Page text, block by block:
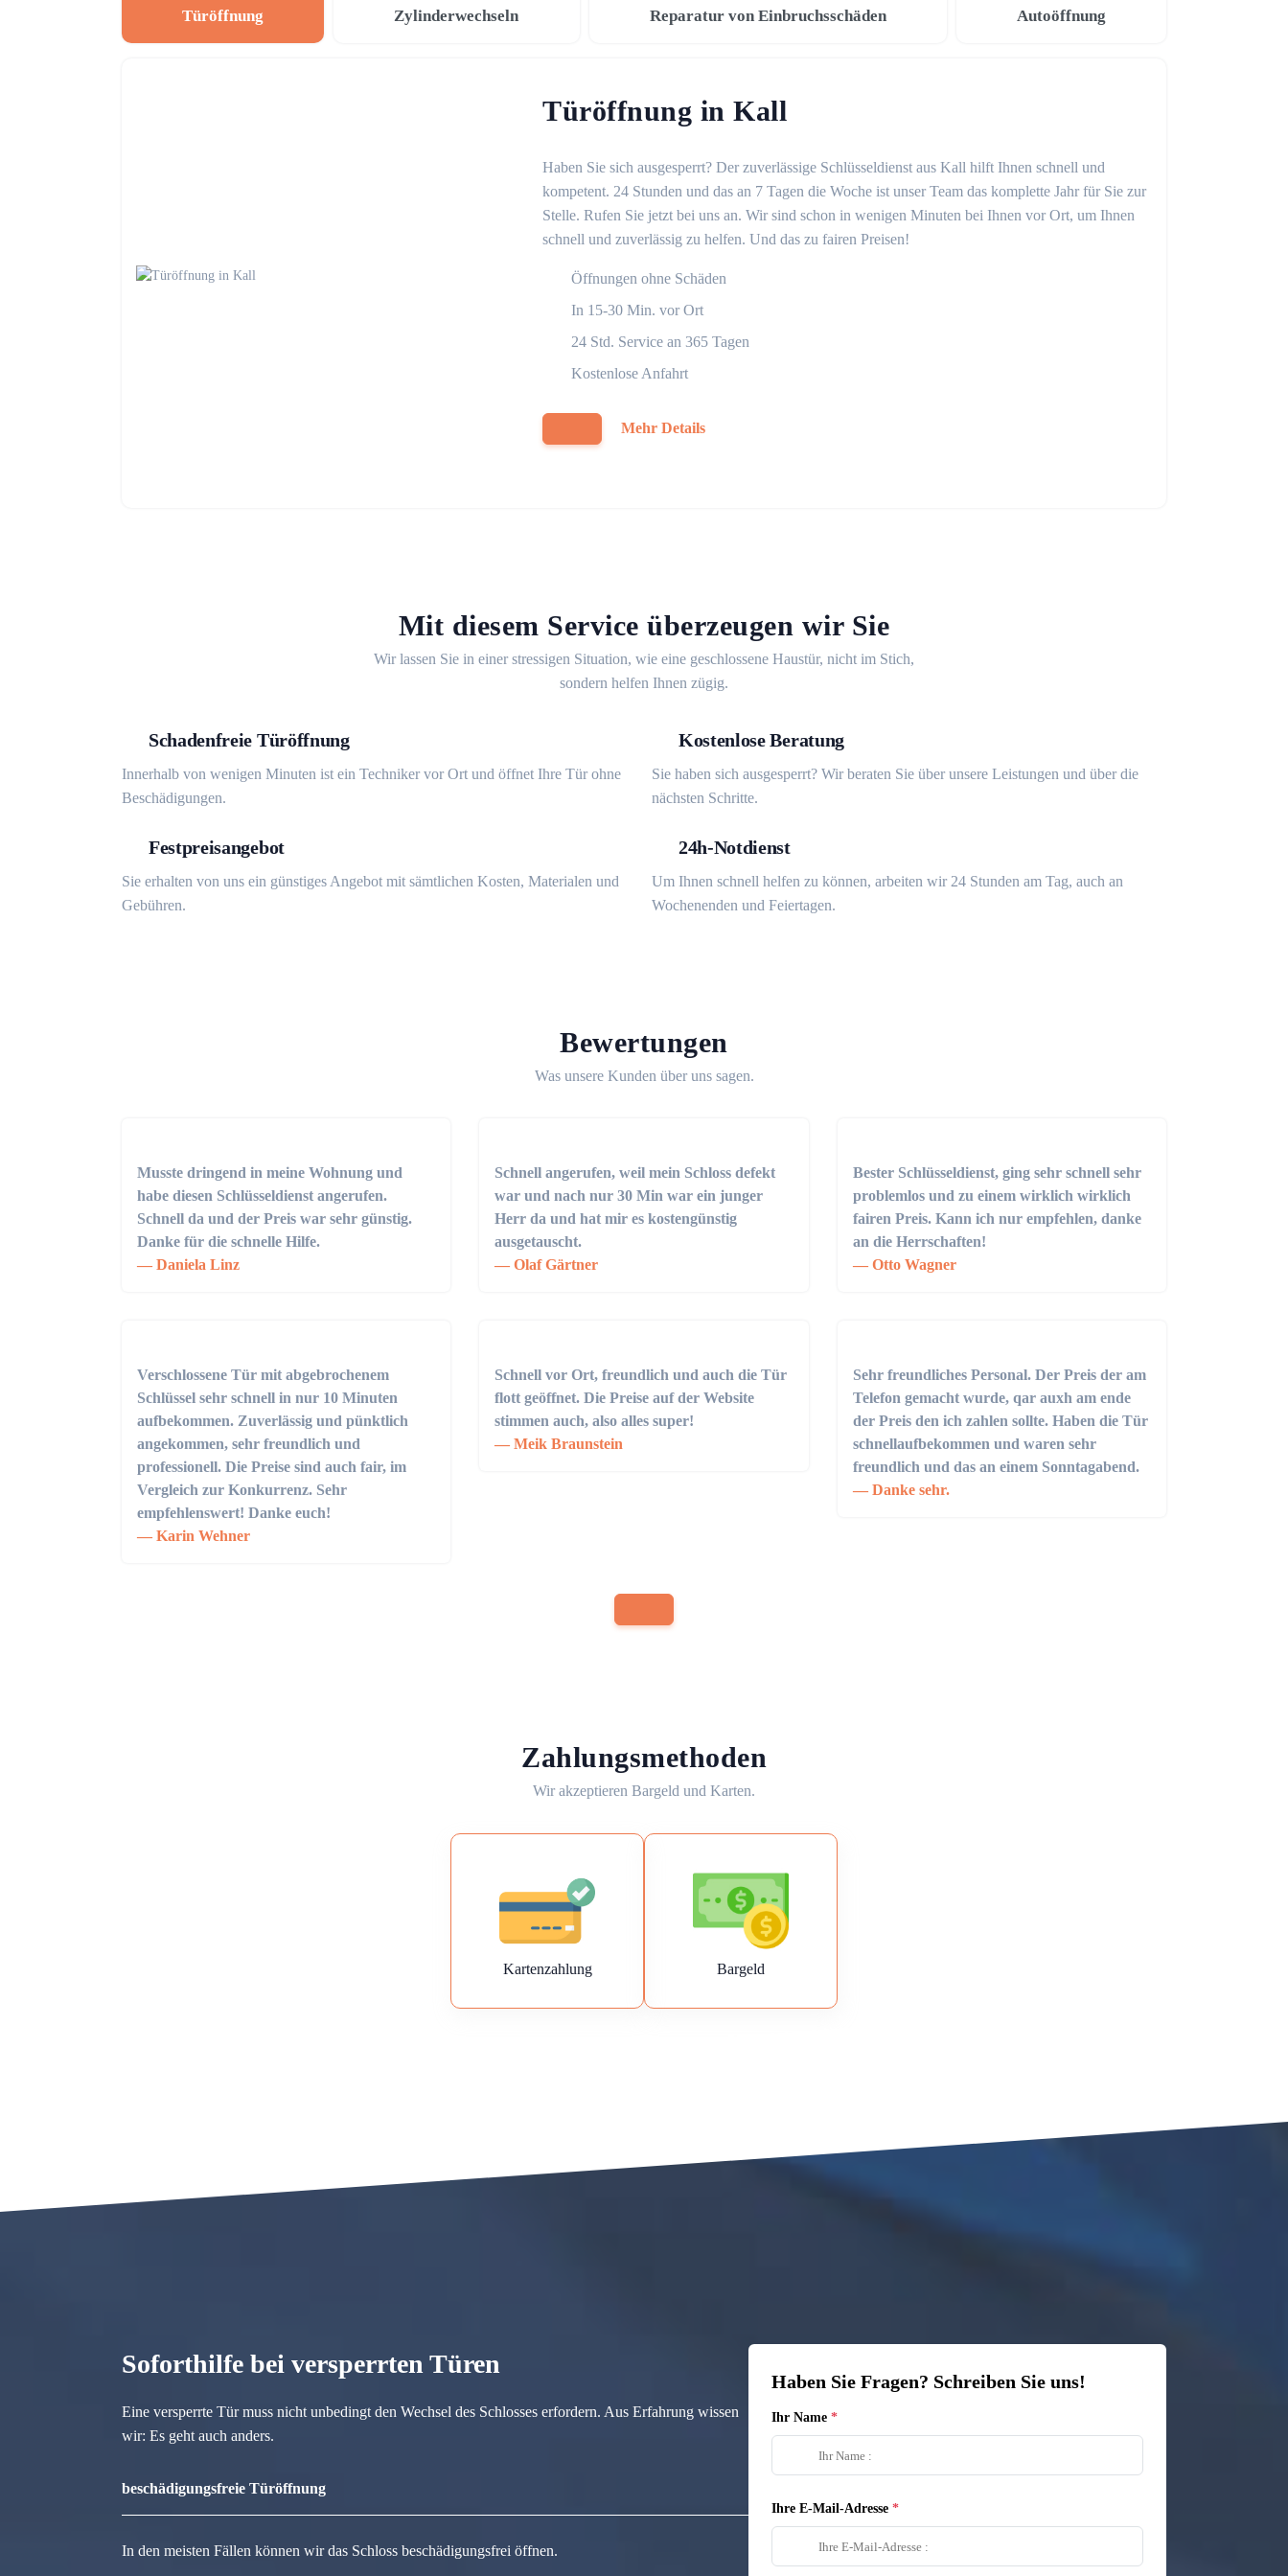
Türöffnung Zylinderwechseln Reparatur von Einbruchsschäden Autoöffnung
Türöffnung in Kall
Haben Sie sich ausgesperrt? Der zuverlässige Schlüsseldienst aus Kall hilft Ihnen schnell und
kompetent. 24 Stunden und das an 7 Tagen die Woche ist unser Team das komplette Jahr für Sie zur
Stelle. Rufen Sie jetzt bei uns an. Wir sind schon in wenigen Minuten bei Ihnen vor Ort, um Ihnen
schnell und zuverlässig zu helfen. Und das zu fairen Preisen!
Öffnungen ohne Schäden
In 15-30 Min. vor Ort
24 Std. Service an 365 Tagen
Kostenlose Anfahrt
Mehr Details
Mit diesem Service überzeugen wir Sie
Wir lassen Sie in einer stressigen Situation, wie eine geschlossene Haustür, nicht im Stich,
sondern helfen Ihnen zügig.
Schadenfreie Türöffnung
Innerhalb von wenigen Minuten ist ein Techniker vor Ort und öffnet Ihre Tür ohne
Beschädigungen.
Kostenlose Beratung
Sie haben sich ausgesperrt? Wir beraten Sie über unsere Leistungen und über die
nächsten Schritte.
Festpreisangebot
Sie erhalten von uns ein günstiges Angebot mit sämtlichen Kosten, Materialen und
Gebühren.
24h-Notdienst
Um Ihnen schnell helfen zu können, arbeiten wir 24 Stunden am Tag, auch an
Wochenenden und Feiertagen.
Bewertungen
Was unsere Kunden über uns sagen.
Musste dringend in meine Wohnung und
habe diesen Schlüsseldienst angerufen.
Schnell da und der Preis war sehr günstig.
Danke für die schnelle Hilfe.
Daniela Linz
Schnell angerufen, weil mein Schloss defekt
war und nach nur 30 Min war ein junger
Herr da und hat mir es kostengünstig
ausgetauscht.
Olaf Gärtner
Bester Schlüsseldienst, ging sehr schnell sehr
problemlos und zu einem wirklich wirklich
fairen Preis. Kann ich nur empfehlen, danke
an die Herrschaften!
Otto Wagner
Verschlossene Tür mit abgebrochenem
Schlüssel sehr schnell in nur 10 Minuten
aufbekommen. Zuverlässig und pünktlich
angekommen, sehr freundlich und
professionell. Die Preise sind auch fair, im
Vergleich zur Konkurrenz. Sehr
empfehlenswert! Danke euch!
Karin Wehner
Schnell vor Ort, freundlich und auch die Tür
flott geöffnet. Die Preise auf der Website
stimmen auch, also alles super!
Meik Braunstein
Sehr freundliches Personal. Der Preis der am
Telefon gemacht wurde, qar auxh am ende
der Preis den ich zahlen sollte. Haben die Tür
schnellaufbekommen und waren sehr
freundlich und das an einem Sonntagabend.
Danke sehr.
Zahlungsmethoden
Wir akzeptieren Bargeld und Karten.
Kartenzahlung Bargeld
Soforthilfe bei versperrten Türen
Eine versperrte Tür muss nicht unbedingt den Wechsel des Schlosses erfordern. Aus Erfahrung wissen
wir: Es geht auch anders.
beschädigungsfreie Türöffnung
In den meisten Fällen können wir das Schloss beschädigungsfrei öffnen.
Haben Sie Fragen? Schreiben Sie uns!
Ihr Name
Ihre E-Mail-Adresse